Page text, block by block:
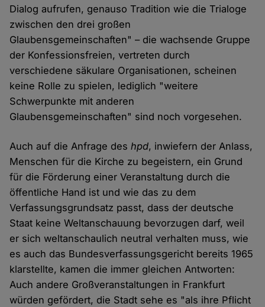
Dialog aufrufen, genauso Tradition wie die Trialoge
zwischen den drei großen
Glaubensgemeinschaften" – die wachsende Gruppe
der Konfessionsfreien, vertreten durch
verschiedene säkulare Organisationen, scheinen
keine Rolle zu spielen, lediglich "weitere
Schwerpunkte mit anderen
Glaubensgemeinschaften" sind noch vorgesehen.
Auch auf die Anfrage deshpd, inwiefern der Anlass,
Menschen für die Kirche zu begeistern, ein Grund
für die Förderung einer Veranstaltung durch die
öffentliche Hand ist und wie das zu dem
Verfassungsgrundsatz passt, dass der deutsche
Staat keine Weltanschauung bevorzugen darf, weil
er sich weltanschaulich neutral verhalten muss, wie
es auch das Bundesverfassungsgericht bereits 1965
klarstellte, kamen die immer gleichen Antworten:
Auch andere Großveranstaltungen in Frankfurt
würden gefördert, die Stadt sehe es "als ihre Pflicht